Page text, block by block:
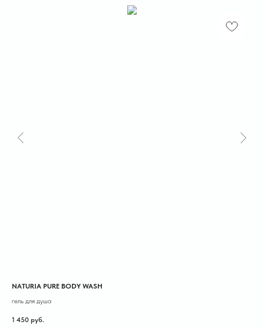
NATURIA PURE BODY WASH
гель для душа
1 450 руб.